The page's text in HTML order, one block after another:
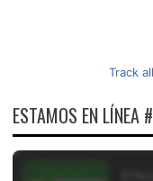
Track
ESTAMOS EN LÍNEA